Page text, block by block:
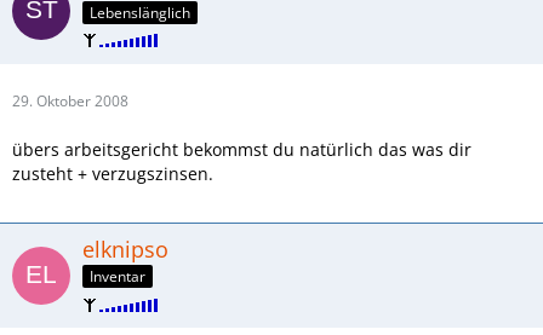
Lebenslänglich
29. Oktober 2008
übers arbeitsgericht bekommst du natürlich das was dir
zusteht + verzugszinsen.
elknipso
Inventar